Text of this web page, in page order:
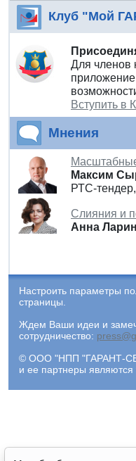
Клуб "Мой
Для членов
Вступить в
Мнения
Максим
РТС-тендер,
Слияния и
Анна
Настроить параметры
страницы.
Ждем Ваши идеи и
сотрудничество:
© ООО "НПП "ГАРАНТ-
и ее партнеры